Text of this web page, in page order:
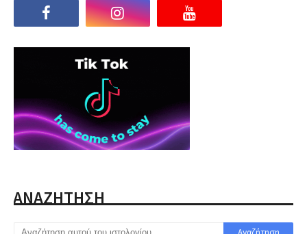
ΑΝΑΖΗΤΗΣΗ